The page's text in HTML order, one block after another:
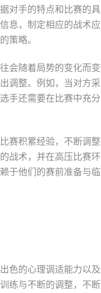
对手的特点和比赛的具
息，制定相应的战术应
策略。
会随着局势的变化而变
调整。例如，当对方采
手还需要在比赛中充分
赛积累经验，不断调整
战术，并在高压比赛环
于他们的赛前准备与临
色的心理调适能力以及
练与不断的调整，不断